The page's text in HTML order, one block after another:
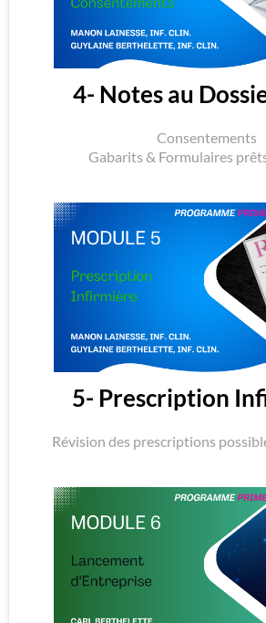
4- Notes au
Consentements
Gabarits & Formulaires
5- Prescription
Révision des prescriptions